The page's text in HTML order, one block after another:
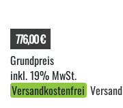
776,00 €
inkl. 19% MwSt.
Versandkostenfrei Versand